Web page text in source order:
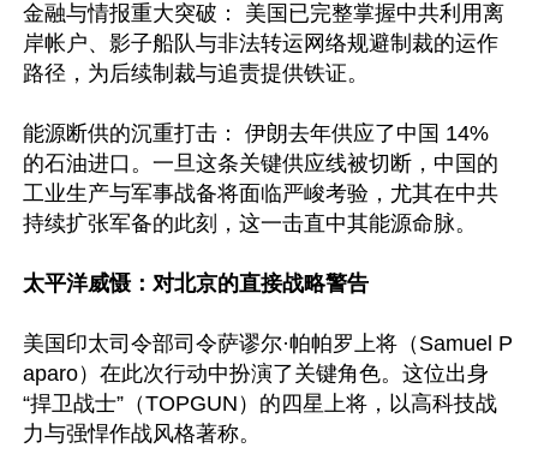
金融与情报重大突破： 美国已完整掌握中共利用离
岸帐户、影子船队与非法转运网络规避制裁的运作
路径，为后续制裁与追责提供铁证。
能源断供的沉重打击： 伊朗去年供应了中国 14%
的石油进口。一旦这条关键供应线被切断，中国的
工业生产与军事战备将面临严峻考验，尤其在中共
持续扩张军备的此刻，这一击直中其能源命脉。
太平洋威慑：对北京的直接战略警告
美国印太司令部司令萨谬尔·帕帕罗上将（Samuel P
aparo）在此次行动中扮演了关键角色。这位出身
“捍卫战士”（TOPGUN）的四星上将，以高科技战
力与强悍作战风格著称。